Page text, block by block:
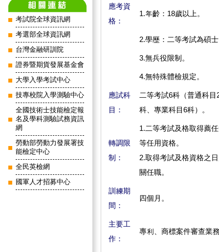
考試院全球資訊網
考選部全球資訊網
台灣金融研訓院
證券暨期貨發展基金會
大學入學考試中心
技專校院入學測驗中心
全國技術士技能檢定報
名及學科測驗試務資訊
網
勞動部勞動力發展署技
能檢定中心
全民英檢網
國軍人才招募中心
應考資
格：
1.年齡：18歲以上。
2.學歷：二等考試為碩
3.無兵役限制。
4.無特殊體檢規定。
應試科
目：
二等考試6科（普通科
科、專業科目6科）。
轉調限
制：
1.二等考試及格取得薦
等任用資格。
2.取得考試及格資格之
關任職。
訓練期
間：
四個月。
主要工
作：
專利、商標案件審查業